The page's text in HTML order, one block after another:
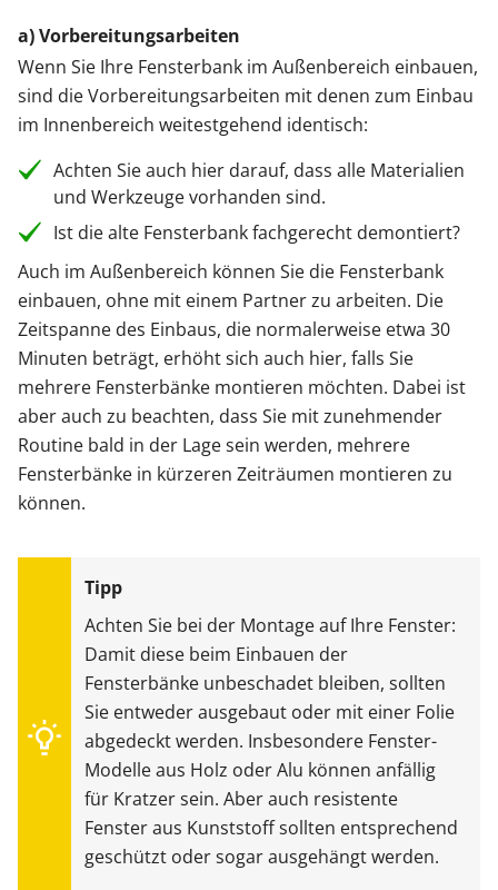
a) Vorbereitungsarbeiten
Wenn Sie Ihre Fensterbank im Außenbereich einbauen,
sind die Vorbereitungsarbeiten mit denen zum Einbau
im Innenbereich weitestgehend identisch:
Achten Sie auch hier darauf, dass alle Materialien
und Werkzeuge vorhanden sind.
Ist die alte Fensterbank fachgerecht demontiert?
Auch im Außenbereich können Sie die Fensterbank
einbauen, ohne mit einem Partner zu arbeiten. Die
Zeitspanne des Einbaus, die normalerweise etwa 30
Minuten beträgt, erhöht sich auch hier, falls Sie
mehrere Fensterbänke montieren möchten. Dabei ist
aber auch zu beachten, dass Sie mit zunehmender
Routine bald in der Lage sein werden, mehrere
Fensterbänke in kürzeren Zeiträumen montieren zu
können.
Achten Sie bei der Montage auf Ihre Fenster:
Damit diese beim Einbauen der
Fensterbänke unbeschadet bleiben, sollten
Sie entweder ausgebaut oder mit einer Folie
abgedeckt werden. Insbesondere Fenster-
Modelle aus Holz oder Alu können anfällig
für Kratzer sein. Aber auch resistente
Fenster aus Kunststoff sollten entsprechend
geschützt oder sogar ausgehängt werden.